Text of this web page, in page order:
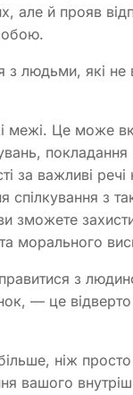
але й прояв
з людьми, які не
межі. Це може
покладання
за важливі
спілкування з
зможете
морального
з
— це
ніж просто
вашого